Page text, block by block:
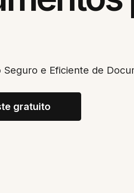
Seguro e Eficiente de
gratuito